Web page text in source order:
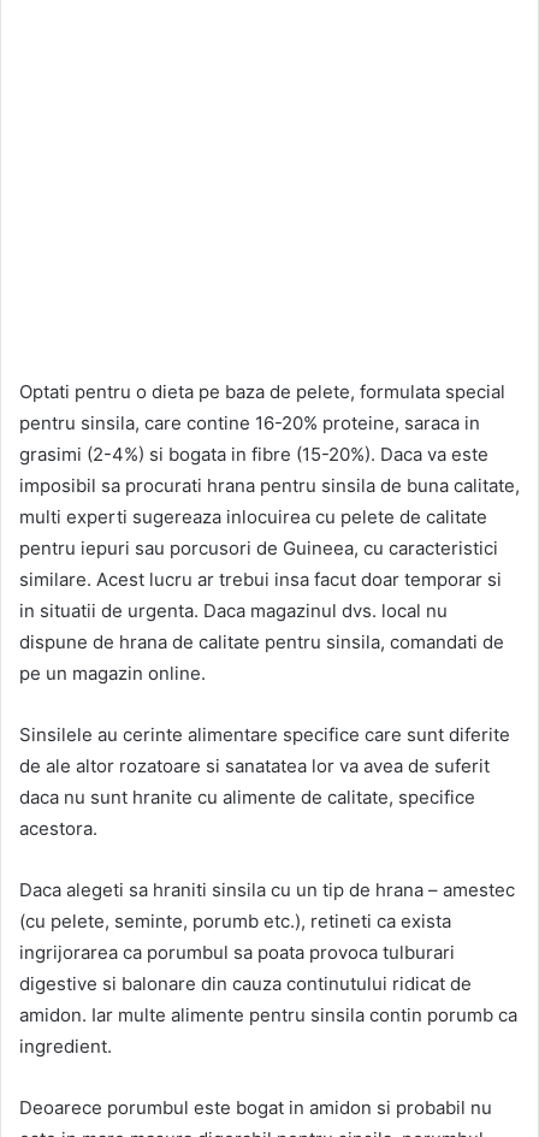
Optati pentru o dieta pe baza de pelete, formulata special
pentru sinsila, care contine 16-20% proteine, saraca in
grasimi (2-4%) si bogata in fibre (15-20%). Daca va este
imposibil sa procurati hrana pentru sinsila de buna calitate,
multi experti sugereaza inlocuirea cu pelete de calitate
pentru iepuri sau porcusori de Guineea, cu caracteristici
similare. Acest lucru ar trebui insa facut doar temporar si
in situatii de urgenta. Daca magazinul dvs. local nu
dispune de hrana de calitate pentru sinsila, comandati de
pe un magazin online.
Sinsilele au cerinte alimentare specifice care sunt diferite
de ale altor rozatoare si sanatatea lor va avea de suferit
daca nu sunt hranite cu alimente de calitate, specifice
acestora.
Daca alegeti sa hraniti sinsila cu un tip de hrana – amestec
(cu pelete, seminte, porumb etc.), retineti ca exista
ingrijorarea ca porumbul sa poata provoca tulburari
digestive si balonare din cauza continutului ridicat de
amidon. Iar multe alimente pentru sinsila contin porumb ca
ingredient.
Deoarece porumbul este bogat in amidon si probabil nu